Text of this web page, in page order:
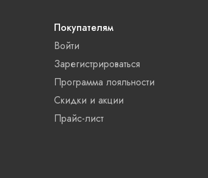
Покупателям
Войти
Зарегистрироваться
Программа лояльности
Скидки и акции
Прайс-лист